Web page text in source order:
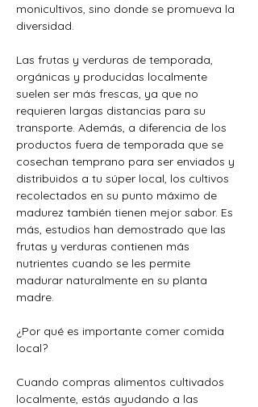
monicultivos, sino donde se promueva la
diversidad.
Las frutas y verduras de temporada,
orgánicas y producidas localmente
suelen ser más frescas, ya que no
requieren largas distancias para su
transporte. Además, a diferencia de los
productos fuera de temporada que se
cosechan temprano para ser enviados y
distribuidos a tu súper local, los cultivos
recolectados en su punto máximo de
madurez también tienen mejor sabor. Es
más, estudios han demostrado que las
frutas y verduras contienen más
nutrientes cuando se les permite
madurar naturalmente en su planta
madre.
¿Por qué es importante comer comida
local?
Cuando compras alimentos cultivados
localmente, estás ayudando a las